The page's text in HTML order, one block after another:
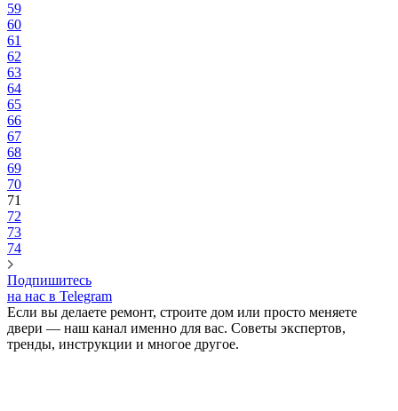
59
60
61
62
63
64
65
66
67
68
69
70
71
72
73
74
Подпишитесь
на нас в Telegram
Если вы делаете ремонт, строите дом или просто меняете
двери — наш канал именно для вас. Советы экспертов,
тренды, инструкции и многое другое.